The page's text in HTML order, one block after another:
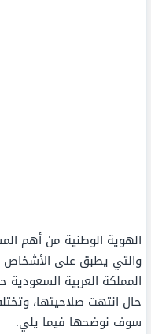
الهوية الوطنية من أهم
والتي يطبق على الأشخاص
المملكة العربية
حال انتهت صلاحيتها،
سوف نوضحها فيما يلي.